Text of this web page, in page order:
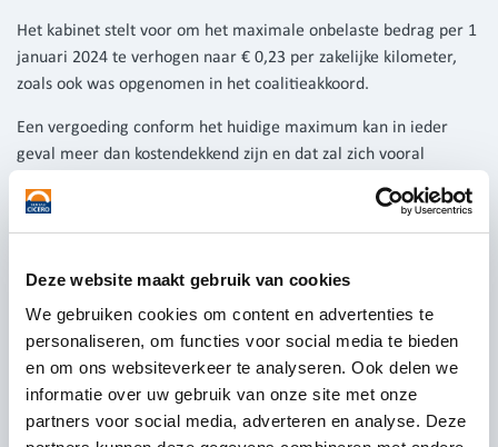
Deze website maakt gebruik van cookies
We gebruiken cookies om content en advertenties te
personaliseren, om functies voor social media te bieden
en om ons websiteverkeer te analyseren. Ook delen we
informatie over uw gebruik van onze site met onze
partners voor social media, adverteren en analyse. Deze
Het kabinet stelt voor om het maximale onbelaste bedrag per 1
januari 2024 te verhogen naar € 0,23 per zakelijke kilometer,
zoals ook was opgenomen in het coalitieakkoord.
Een vergoeding conform het huidige maximum kan in ieder
geval meer dan kostendekkend zijn en dat zal zich vooral
diens werkplek gaat, bijvoorbeeld lopend of per fiets, want dan
zijn er weinig (variabele) kosten. De voorgestelde maatregel
uitvoerbaarheid blijft deze maximale onbelaste
kilometervergoeding gelden voor alle vervoersmodaliteiten.
rijksoverheid.nl
Elke maand schrijven wij actuele nieuwsartikelen. Bent u
benieuwd waarover wij nog meer schrijven? Bekijk